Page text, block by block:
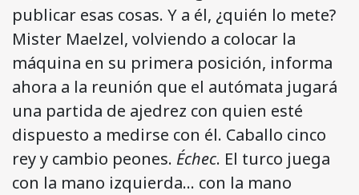
publicar esas cosas. Y a él, ¿quién lo mete?
Mister Maelzel, volviendo a colocar la
máquina en su primera posición, informa
ahora a la reunión que el autómata jugará
una partida de ajedrez con quien esté
dispuesto a medirse con él. Caballo cinco
rey y cambio peones. Échec. El turco juega
con la mano izquierda… con la mano